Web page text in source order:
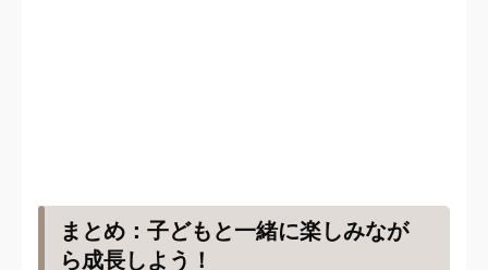
まとめ：子どもと一緒に楽しみなが
ら成長しよう！